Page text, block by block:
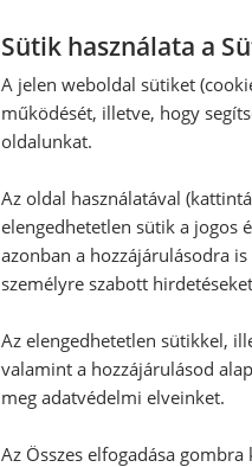
Sütik használata a
A jelen weboldal sütiket
működését, illetve, hogy
oldalunkat.
Az oldal használatával
elengedhetetlen sütik a jogos
azonban a hozzájárulásodra
személyre szabott
Az elengedhetetlen sütikkel,
valamint a hozzájárulásod
meg adatvédelmi elveinket.
Az Összes elfogadása